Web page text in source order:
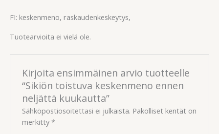
FI: keskenmeno, raskaudenkeskeytys,
Tuotearvioita ei vielä ole.
Kirjoita ensimmäinen arvio tuotteelle
“Sikiön toistuva keskenmeno ennen
neljättä kuukautta”
Sähköpostiosoitettasi ei julkaista. Pakolliset kentät on
merkitty*